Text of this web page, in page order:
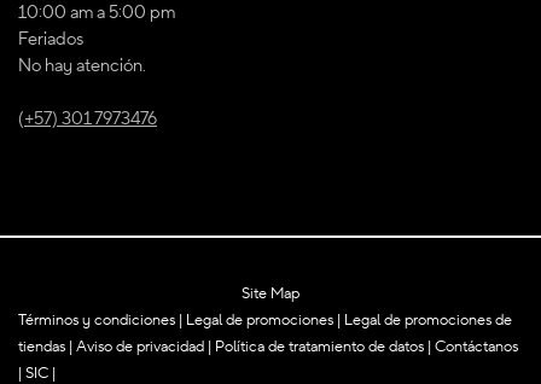
10:00 am a 5:00 pm
Feriados
No hay atención.
(+57) 301 7973476
Site Map
Términos y condiciones | Legal de promociones | Legal de promociones de
tiendas |Aviso de privacidad | Política de tratamiento de datos |Contáctanos
|SIC |